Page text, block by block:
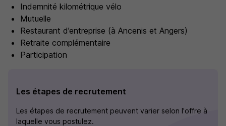
Indemnité kilométrique vélo
Mutuelle
Restaurant d’entreprise (à Ancenis et Angers)
Retraite complémentaire
Participation
Les étapes de recrutement
Les étapes de recrutement peuvent varier selon l'offre à
laquelle vous postulez.